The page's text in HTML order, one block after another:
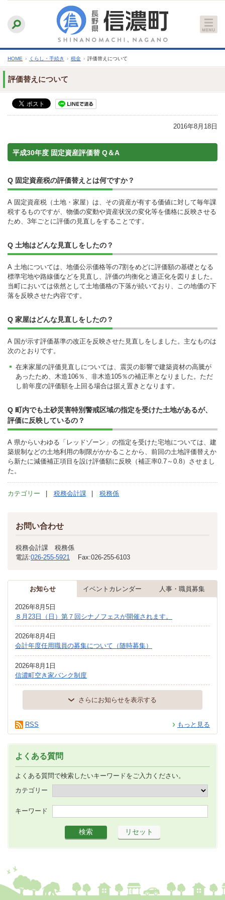
文
へ
ふりがなをつける
文字サイズ
縮小 標準 拡大
HOME › くらし・手続き › 税金 › 評価替えについて
評価替えについて
2016年8月18日
平成30年度 固定資産評価替 Q＆A
Q 固定資産税の評価替えとは何ですか？
A 固定資産税（土地・家屋）は、その資産が有する価値に対して毎年課
税するものですが、物価の変動や資産状況の変化等を価格に反映させる
ため、3年ごとに評価の見直しをすることです。
Q 土地はどんな見直しをしたの？
A 土地については、地価公示価格等の7割をめどに評価額の基礎となる
標準宅地や路線価などを見直し、評価の均衡化と適正化を図りました。
当町においては依然として土地価格の下落が続いており、この地価の下
落を反映させた内容です。
Q 家屋はどんな見直しをしたの？
A 国が示す評価基準の改正を反映させた見直しをしました。主なものは
次のとおりです。
在来家屋の評価見直しについては、震災の影響で建築資材の高騰が
あったため、木造106％、非木造105％の補正率となりました。ただ
し前年度の評価額を上回る場合は据え置きとなります。
Q 町内でも土砂災害特別警戒区域の指定を受けた土地があるが、
評価に反映しているの？
A 県からいわゆる「レッドゾーン」の指定を受けた宅地については、建
築規制などの土地利用の制限がかかることから、前回の土地評価替えか
ら新たに減価補正項目を設け評価額に反映（補正率0.7～0.8）させまし
た。
カテゴリー 税務会計課 税務係
お問い合わせ
税務会計課 税務係
電話:026-255-5921 Fax:026-255-6103
お知らせ イベントカレンダー 人事・職員募集
2026年8月5日
８月23日（日）第７回シナノフェスが開催されます。
2026年8月4日
会計年度任用職員の募集について（随時募集）
2026年8月1日
信濃町空き家バンク制度
さらにお知らせを表示する
もっと見る
RSS
よくある質問
よくある質問で検索したいキーワードをご入力ください。
カテゴリー
キーワード